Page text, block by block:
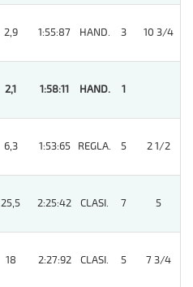
2,9 1:55:87 HAND. 3 10 3/4
2,1 1:58:11 HAND. 1
6,3 1:53:65 REGLA. 5 2 1/2
25,5 2:25:42 CLASI. 7 5
18 2:27:92 CLASI. 5 7 3/4